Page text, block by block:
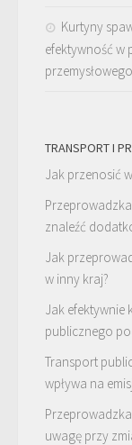
Kurtyny
efektywność w
przemysłowego
TRANSPORT I
Jak przenosić
znaleźć
Jak
w inny kraj?
Jak efektywnie
publicznego
Transport
wpływa na
uwagę przy